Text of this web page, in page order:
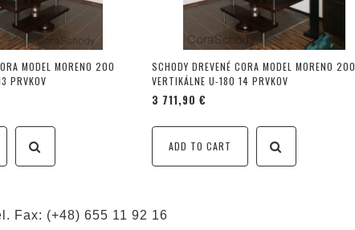
MODEL MORENO 200
PRVKOV
SCHODY DREVENÉ CORA MODEL MORENO 200
VERTIKÁLNE U-180 14 PRVKOV
3 711,90 €
ADD TO CART
Fax: (+48) 655 11 92 16